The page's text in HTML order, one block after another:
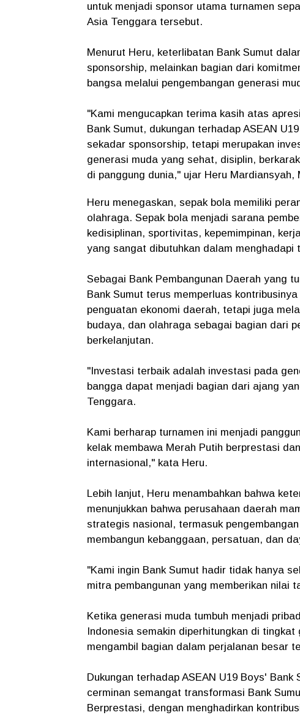
untuk menjadi sponsor utama turnamen
Asia Tenggara tersebut.
Menurut Heru, keterlibatan Bank Sumut
sponsorship, melainkan bagian dari
bangsa melalui pengembangan generasi
"Kami mengucapkan terima kasih atas
Bank Sumut, dukungan terhadap ASEAN
sekadar sponsorship, tetapi merupakan
generasi muda yang sehat, disiplin,
di panggung dunia," ujar Heru Mardiansyah,
Heru menegaskan, sepak bola memiliki
olahraga. Sepak bola menjadi sarana
kedisiplinan, sportivitas, kepemimpinan,
yang sangat dibutuhkan dalam menghadapi
Sebagai Bank Pembangunan Daerah yang
Bank Sumut terus memperluas
penguatan ekonomi daerah, tetapi juga
budaya, dan olahraga sebagai bagian dari
berkelanjutan.
"Investasi terbaik adalah investasi pada
bangga dapat menjadi bagian dari ajang
Tenggara.
Kami berharap turnamen ini menjadi
kelak membawa Merah Putih berprestasi
internasional," kata Heru.
Lebih lanjut, Heru menambahkan bahwa
menunjukkan bahwa perusahaan daerah
strategis nasional, termasuk
membangun kebanggaan, persatuan, dan
"Kami ingin Bank Sumut hadir tidak hanya
mitra pembangunan yang memberikan nilai
Ketika generasi muda tumbuh menjadi
Indonesia semakin diperhitungkan di
mengambil bagian dalam perjalanan besar
Dukungan terhadap ASEAN U19 Boys'
cerminan semangat transformasi Bank
Berprestasi, dengan menghadirkan